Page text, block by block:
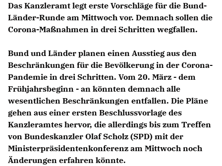
Das Kanzleramt legt erste Vorschläge für die Bund-
Länder-Runde am Mittwoch vor. Demnach sollen die
Corona-Maßnahmen in drei Schritten wegfallen.
Bund und Länder planen einen Ausstieg aus den
Beschränkungen für die Bevölkerung in der Corona-
Pandemie in drei Schritten. Vom 20. März - dem
Frühjahrsbeginn - an könnten demnach alle
wesentlichen Beschränkungen entfallen. Die Pläne
gehen aus einer ersten Beschlussvorlage des
Kanzleramtes hervor, die allerdings bis zum Treffen
von Bundeskanzler Olaf Scholz (SPD) mit der
Ministerpräsidentenkonferenz am Mittwoch noch
Änderungen erfahren könnte.